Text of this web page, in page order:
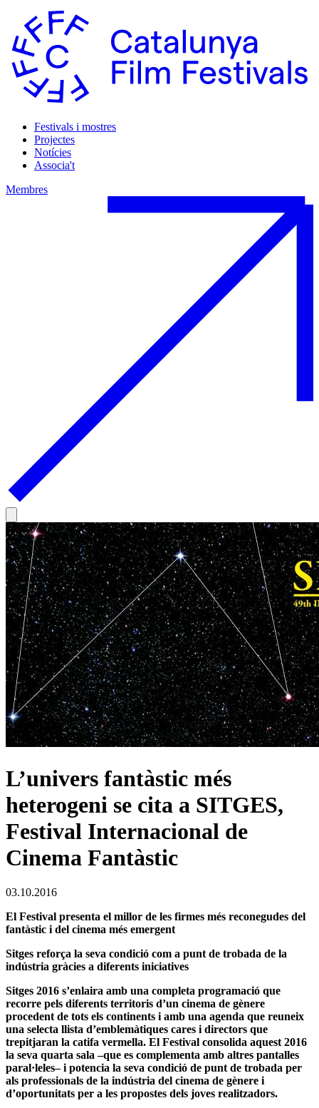
Festivals i mostres
Projectes
Notícies
Associa't
Membres
L’univers fantàstic més
heterogeni se cita a SITGES,
Festival Internacional de
Cinema Fantàstic
03.10.2016
El Festival presenta el millor de les firmes més reconegudes del
fantàstic i del cinema més emergent
Sitges reforça la seva condició com a punt de trobada de la
indústria gràcies a diferents iniciatives
Sitges 2016 s’enlaira amb una completa programació que
recorre pels diferents territoris d’un cinema de gènere
procedent de tots els continents i amb una agenda que reuneix
una selecta llista d’emblemàtiques cares i directors que
trepitjaran la catifa vermella. El Festival consolida aquest 2016
la seva quarta sala –que es complementa amb altres pantalles
paral·leles– i potencia la seva condició de punt de trobada per
als professionals de la indústria del cinema de gènere i
d’oportunitats per a les propostes dels joves realitzadors.